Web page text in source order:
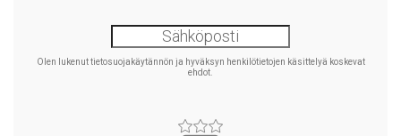
Olen lukenut tietosuojakäytännön ja hyväksyn henkilötietojen käsittelyä koskevat
ehdot.